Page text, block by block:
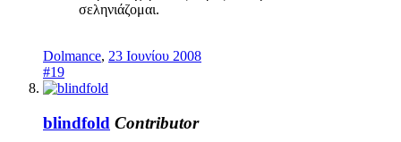
σεληνιάζομαι.
Dolmance, 23 Ιουνίου 2008
#19
blindfold Contributor